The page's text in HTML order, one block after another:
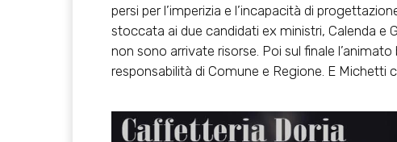
persi per l’imperizia e l’incapacità di
stoccata ai due candidati ex ministri, Calenda e
non sono arrivate risorse. Poi sul finale
responsabilità di Comune e Regione. E Michetti